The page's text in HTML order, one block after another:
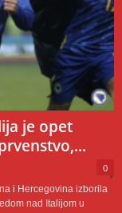
je opet
0
i Hercegovina izborila
nad Italijom u